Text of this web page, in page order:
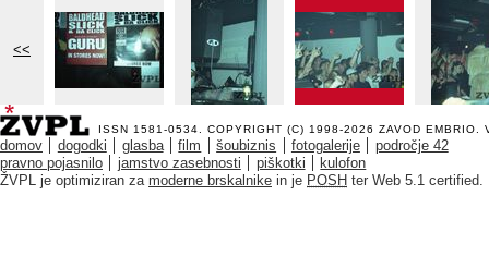
<<
ISSN 1581-0534. COPYRIGHT (C) 1998-2026 ZAVOD EMBRIO .
domov dogodki glasba film šoubiznis fotogalerije
področje 42
pravno pojasnilo
jamstvo zasebnosti piškotki
kulofon
ŽVPL je optimiziran za moderne brskalnike in je POSH ter Web 5.1 certified.